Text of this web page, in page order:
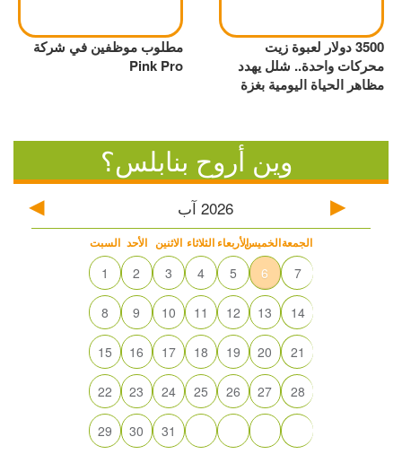
3500 دولار لعبوة زيت
محركات واحدة.. شلل يهدد
مظاهر الحياة اليومية بغزة
مطلوب موظفين في شركة
Pink Pro
وين أروح بنابلس؟
2026 آب
السبت الأحد الاثنين الثلاثاء الأربعاءالخميسالجمعة
1 2 3 4 5 6 7
8 9 10 11 12 13 14
15 16 17 18 19 20 21
22 23 24 25 26 27 28
29 30 31